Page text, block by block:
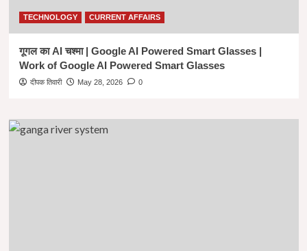
TECHNOLOGY CURRENT AFFAIRS
गूगल का AI चश्मा | Google AI Powered Smart Glasses |
Work of Google AI Powered Smart Glasses
दीपक तिवारी May 28, 2026 0